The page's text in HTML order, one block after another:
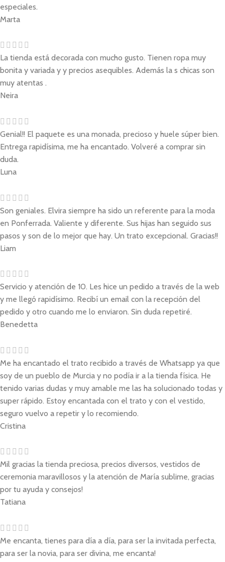
especiales.
Marta
La tienda está decorada con mucho gusto. Tienen ropa muy
bonita y variada y y precios asequibles. Además la s chicas son
muy atentas .
Neira
Genial!! El paquete es una monada, precioso y huele súper bien.
Entrega rapidísima, me ha encantado. Volveré a comprar sin
duda.
Luna
Son geniales. Elvira siempre ha sido un referente para la moda
en Ponferrada. Valiente y diferente. Sus hijas han seguido sus
pasos y son de lo mejor que hay. Un trato excepcional. Gracias!!
Liam
Servicio y atención de 10. Les hice un pedido a través de la web
y me llegó rapidísimo. Recibí un email con la recepción del
pedido y otro cuando me lo enviaron. Sin duda repetiré.
Benedetta
Me ha encantado el trato recibido a través de Whatsapp ya que
soy de un pueblo de Murcia y no podía ir a la tienda física. He
tenido varias dudas y muy amable me las ha solucionado todas y
super rápido. Estoy encantada con el trato y con el vestido,
seguro vuelvo a repetir y lo recomiendo.
Cristina
Mil gracias la tienda preciosa, precios diversos, vestidos de
ceremonia maravillosos y la atención de María sublime, gracias
por tu ayuda y consejos!
Tatiana
Me encanta, tienes para día a día, para ser la invitada perfecta,
para ser la novia, para ser divina, me encanta!